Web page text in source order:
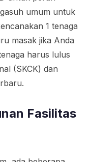
umum untuk
1 tenaga
masak jika Anda
harus lulus
(SKCK) dan
Fasilitas